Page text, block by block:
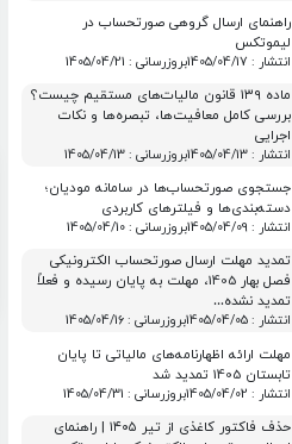
راهنمای ارسال گروهی صورتحساب در
لیموتکس
انتشار : 1405/04/17 بروزرسانی : 1405/04/21
ماده ۱۳۹ قانون مالیات‌های مستقیم چیست؟
بررسی کامل معافیت‌ها، تبصره‌ها و نکات
اجرایی
انتشار : 1405/04/13 بروزرسانی : 1405/04/13
جستجوی صورتحساب‌ها در سامانه مودیان؛
دسته‌بندی‌ها و فیلترهای کاربردی
انتشار : 1405/04/09 بروزرسانی : 1405/04/10
تمدید مهلت ارسال صورتحساب الکترونیکی
فصل بهار 1405، مهلت به پایان رسیده و فعلاً
تمدید نشده…
انتشار : 1405/04/05 بروزرسانی : 1405/04/16
مهلت ارائه اظهارنامه‌های مالیاتی تا پایان
تابستان 1405 تمدید شد
انتشار : 1405/04/02 بروزرسانی : 1405/04/31
حذف فاکتور کاغذی از تیر ۱۴۰۵ | راهنمای